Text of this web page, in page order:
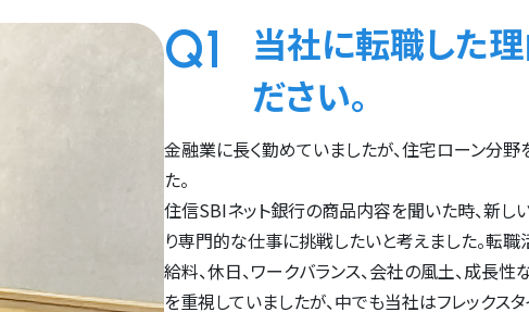
Q1
当社に転職した理
ださい。
金融業に長く勤めていましたが、住宅ローン分野
た。
住信SBIネット銀行の商品内容を聞いた時、新し
り専門的な仕事に挑戦したいと考えました。転職
給料、休日、ワークバランス、会社の風土、成長
を重視していましたが、中でも当社はフレックス